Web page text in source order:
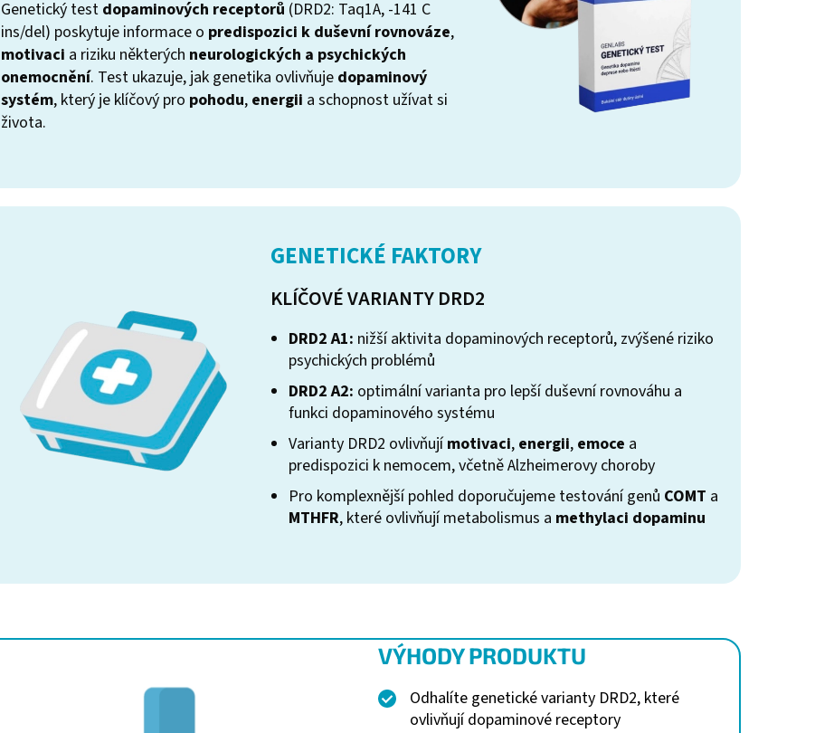
Genetický test dopaminových receptorů (DRD2: Taq1A, -141 C
ins/del) poskytuje informace o predispozici k duševní rovnováze,
motivaci a riziku některých neurologických a psychických
onemocnění. Test ukazuje, jak genetika ovlivňuje dopaminový
systém, který je klíčový pro pohodu, energii a schopnost užívat si
života.
GENETICKÉ FAKTORY
KLÍČOVÉ VARIANTY DRD2
DRD2 A1: nižší aktivita dopaminových receptorů, zvýšené riziko
psychických problémů
DRD2 A2: optimální varianta pro lepší duševní rovnováhu a
funkci dopaminového systému
Varianty DRD2 ovlivňujímotivaci, energii, emoce a
predispozici k nemocem, včetně Alzheimerovy choroby
Pro komplexnější pohled doporučujeme testování genů COMT a
MTHFR, které ovlivňují metabolismus a methylaci dopaminu
VÝHODY PRODUKTU
Odhalíte genetické varianty DRD2, které
ovlivňují dopaminové receptory